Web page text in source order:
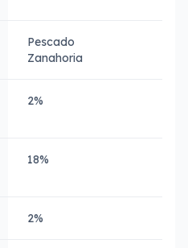
Pescado
Zanahoria
2%
18%
2%